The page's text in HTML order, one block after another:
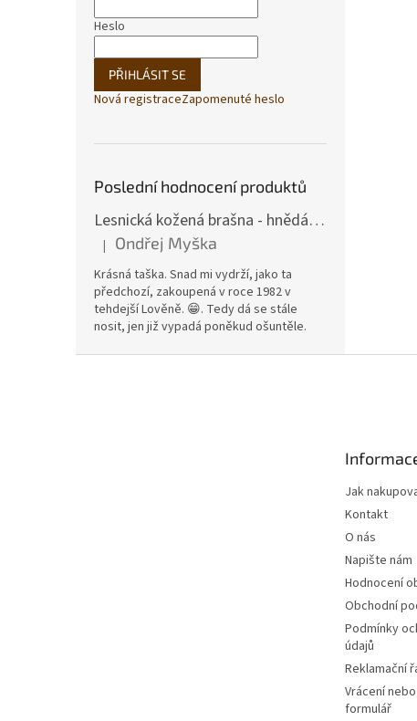
Heslo
PŘIHLÁSIT SE
Nová registraceZapomenuté heslo
Poslední hodnocení produktů
Lesnická kožená brašna - hnědá hovězina
Hodnocení produktu je 5 z 5 hvězdiček.
| Ondřej Myška
Krásná taška. Snad mi vydrží, jako ta
předchozí, zakoupená v roce 1982 v
tehdejší Lověně. 😁. Tedy dá se stále
nosit, jen již vypadá poněkud ošuntěle.
Jak
Kontakt
O nás
Napište nám
Hodnocení
Obchodní
Podmínky
údajů
Reklamační
Vrácení
formulář